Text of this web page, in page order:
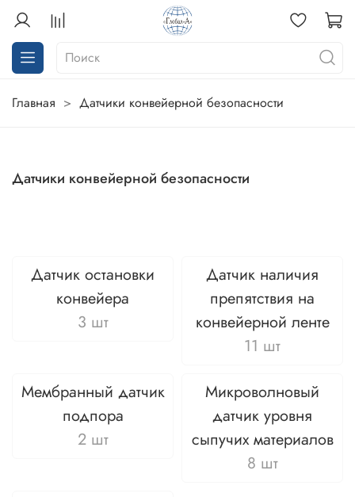
Главная Датчики конвейерной безопасности
Датчики конвейерной безопасности
Датчик остановки
конвейера
3 шт
Датчик наличия
препятствия на
конвейерной ленте
11 шт
Мембранный датчик
подпора
2 шт
Микроволновый
датчик уровня
сыпучих материалов
8 шт